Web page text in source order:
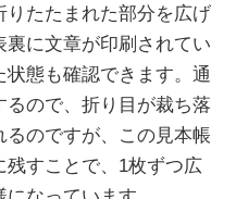
りたたまれた部分を広げ
に文章が印刷されてい
態も確認できます。通
ので、折り目が裁ち落
るのですが、この見本帳
すことで、1枚ずつ広